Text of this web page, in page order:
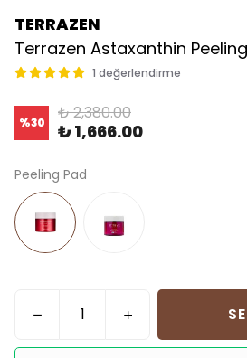
TERRAZEN
Terrazen Astaxanthin
1 değerlendirme
%30 ₺ 2,380.00
₺ 1,666.00
Peeling Pad